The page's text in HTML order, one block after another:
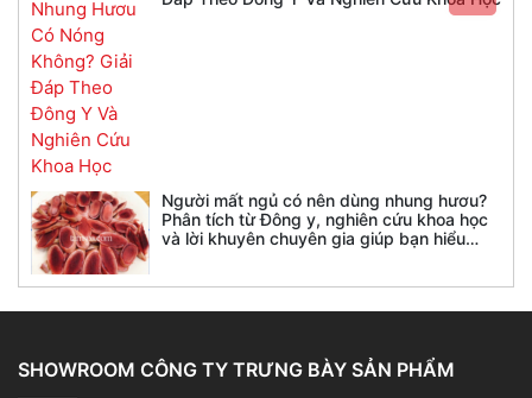
Người mất ngủ có nên dùng nhung hươu?
Phân tích từ Đông y, nghiên cứu khoa học
và lời khuyên chuyên gia giúp bạn hiểu
SHOWROOM CÔNG TY TRƯNG BÀY SẢN PHẨM